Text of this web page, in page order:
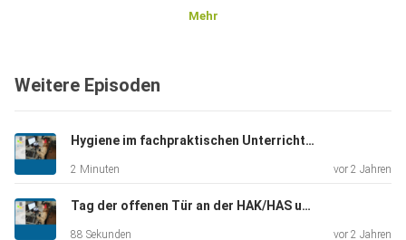
Mehr
Weitere Episoden
Hygiene im fachpraktischen Unterricht (Service und Küche)
2 Minuten vor 2 Jahren
Tag der offenen Tür an der HAK/HAS und der HLW Landeck
88 Sekunden vor 2 Jahren